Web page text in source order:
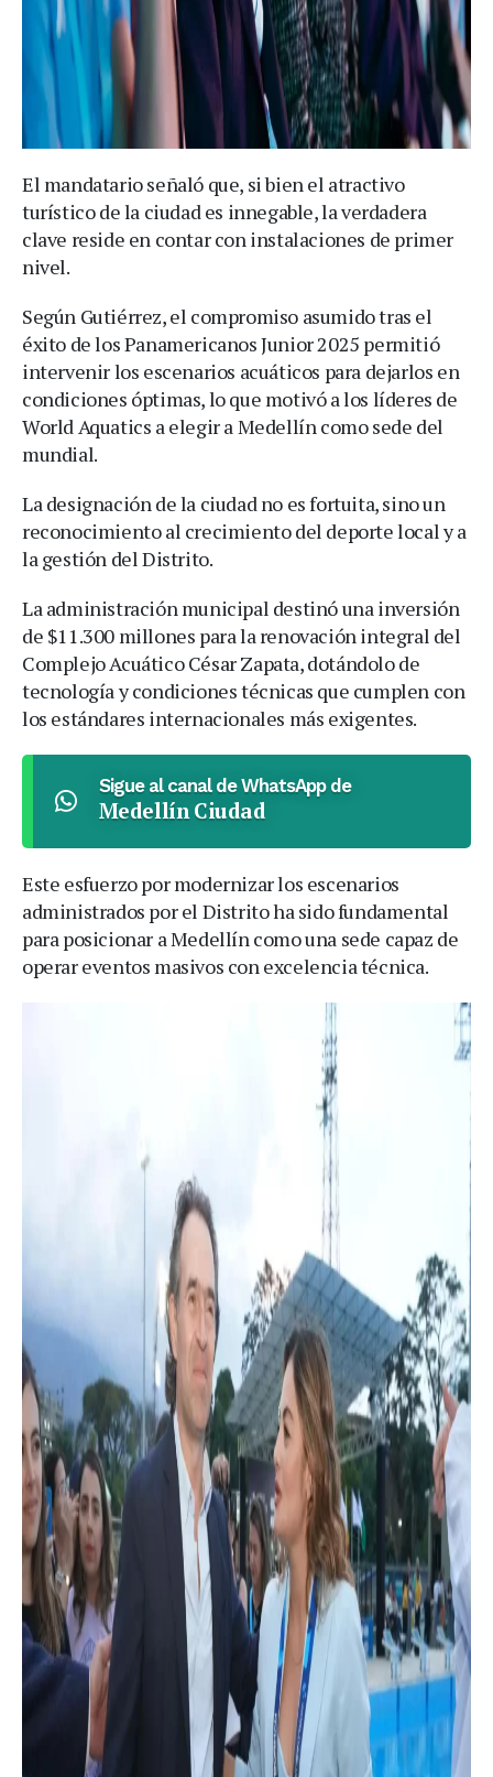
El mandatario señaló que, si bien el atractivo
turístico de la ciudad es innegable, la verdadera
clave reside en contar con instalaciones de primer
nivel.
Según Gutiérrez, el compromiso asumido tras el
éxito de los Panamericanos Junior 2025 permitió
intervenir los escenarios acuáticos para dejarlos en
condiciones óptimas, lo que motivó a los líderes de
World Aquatics a elegir a Medellín como sede del
mundial.
La designación de la ciudad no es fortuita, sino un
reconocimiento al crecimiento del deporte local y a
la gestión del Distrito.
La administración municipal destinó una inversión
de $11.300 millones para la renovación integral del
Complejo Acuático César Zapata, dotándolo de
tecnología y condiciones técnicas que cumplen con
los estándares internacionales más exigentes.
Sigue al canal de WhatsApp de
Medellín Ciudad
Este esfuerzo por modernizar los escenarios
administrados por el Distrito ha sido fundamental
para posicionar a Medellín como una sede capaz de
operar eventos masivos con excelencia técnica.